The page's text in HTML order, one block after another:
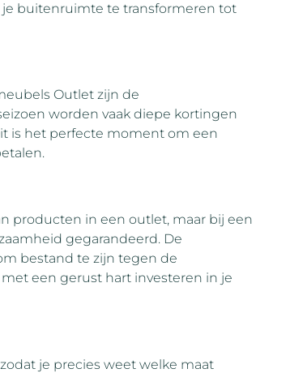
je buitenruimte te transformeren tot
Outlet zijn de
worden vaak diepe kortingen
is het perfecte moment om een
producten in een outlet, maar bij een
gegarandeerd. De
bestand te zijn tegen de
een gerust hart investeren in je
je precies weet welke maat